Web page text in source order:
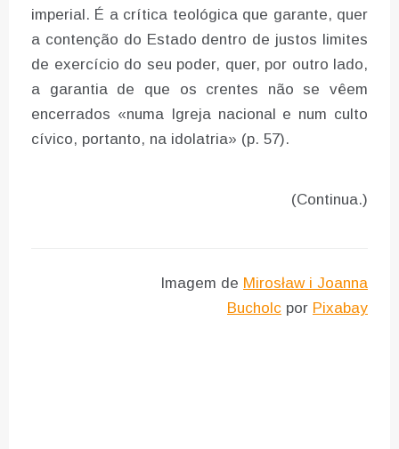
imperial. É a crítica teológica que garante, quer
a contenção do Estado dentro de justos limites
de exercício do seu poder, quer, por outro lado,
a garantia de que os crentes não se vêem
encerrados «numa Igreja nacional e num culto
cívico, portanto, na idolatria» (p. 57).
(Continua.)
Imagem de Mirosław i Joanna
Bucholc por Pixabay